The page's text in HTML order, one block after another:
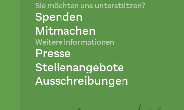
Sie möchten uns unterstützen?
Spenden
Mitmachen
Weitere Informationen
Presse
Stellenangebote
Ausschreibungen